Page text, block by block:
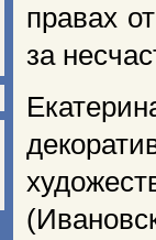
правах
за